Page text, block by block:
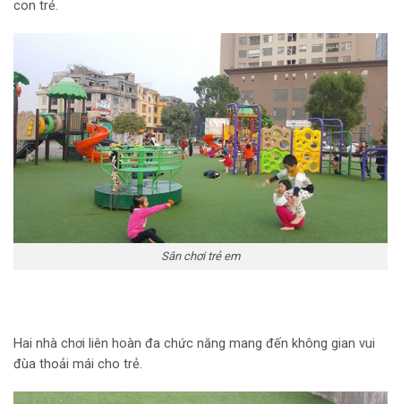
con trẻ.
Sân chơi trẻ em
Hai nhà chơi liên hoàn đa chức năng mang đến không gian vui
đùa thoải mái cho trẻ.